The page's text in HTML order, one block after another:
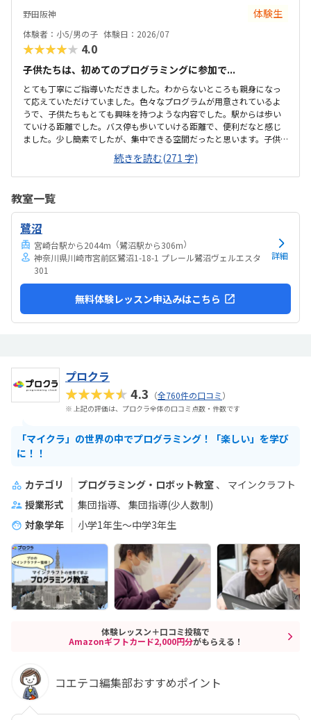
野田阪神 体験生
体験者：小5/男の子 体験日：2026/07
★★★★★ 4.0
子供たちは、初めてのプログラミングに参加で...
とても丁寧にご指導いただきました。わからないところも親身になっ
て応えていただけていました。色々なプログラムが用意されているよ
うで、子供たちもとても興味を持つような内容でした。駅からは歩い
ていける距離でした。バス停も歩いていける距離で、便利だなと感じ
ました。少し簡素でしたが、集中できる空間だったと思います。子供
たちが主体的に学べる空間があったと思います月々の費用は少し高い
かな感じました。単発で参加できるシステムがあればもっと良いと思
いました初めて体験することもあり、楽しい様子でした。また参加し
続きを読む(271 字)
教室一覧
鷺沼
宮崎台駅から2044m （鷺沼駅から306m）
神奈川県川崎市宮前区鷺沼1-18-1 プレール鷺沼ヴェルエスタ
301
詳細
無料体験レッスン申込みはこちら
プロクラ
★★★★★4.3 （全760件の口コミ）
※ 上記の評価は、プロクラ全体の口コミ点数・件数です
「マイクラ」の世界の中でプログラミング！「楽しい」を学び
に！！
カテゴリ プログラミング・ロボット教室
マインクラフト
授業形式
集団指導
集団指導(少人数制)
対象学年
小学1年生～中学3年生
体験レッスン＋口コミ投稿で
Amazonギフトカード2,000円分がもらえる！
コエテコ編集部おすすめポイント